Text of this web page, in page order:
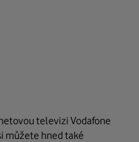
televizi Vodafone
můžete hned také